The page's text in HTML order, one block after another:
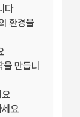
다
환경을
만듭니
요
요